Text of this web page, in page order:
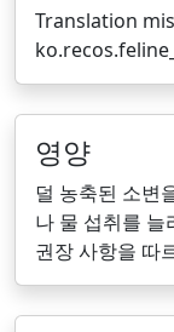
Translation
영양
덜 농축된 소변
나 물 섭취를
권장 사항을 따